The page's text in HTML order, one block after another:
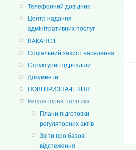
Телефонний довідник
Центр надання
адмінітративних послуг
ВАКАНСІЇ
Соціальний захист населення
Структурні підрозділи
Документи
НОВІ ПРИЗНАЧЕННЯ
Регуляторна політика
Плани підготовки
регуляторних актів
Звіти про базові
відстеження